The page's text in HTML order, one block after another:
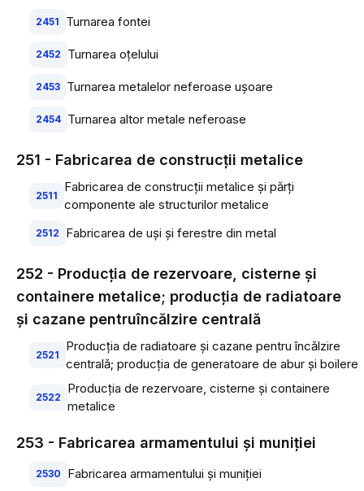
2451 Turnarea fontei
2452 Turnarea oţelului
2453 Turnarea metalelor neferoase uşoare
2454 Turnarea altor metale neferoase
251 - Fabricarea de construcţii metalice
2511
Fabricarea de construcţii metalice şi părţi
componente ale structurilor metalice
2512 Fabricarea de uşi şi ferestre din metal
252 - Producţia de rezervoare, cisterne şi
containere metalice; producţia de radiatoare
şi cazane pentruîncălzire centrală
2521
Producţia de radiatoare şi cazane pentru încălzire
centrală; producţia de generatoare de abur şi boilere
2522
Producţia de rezervoare, cisterne şi containere
metalice
253 - Fabricarea armamentului şi muniţiei
2530 Fabricarea armamentului şi muniţiei